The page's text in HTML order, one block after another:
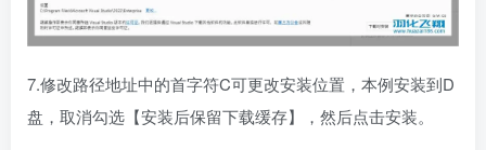
7.修改路径地址中的首字符C可更改安装位置，本例安装到D
盘，取消勾选【安装后保留下载缓存】，然后点击安装。